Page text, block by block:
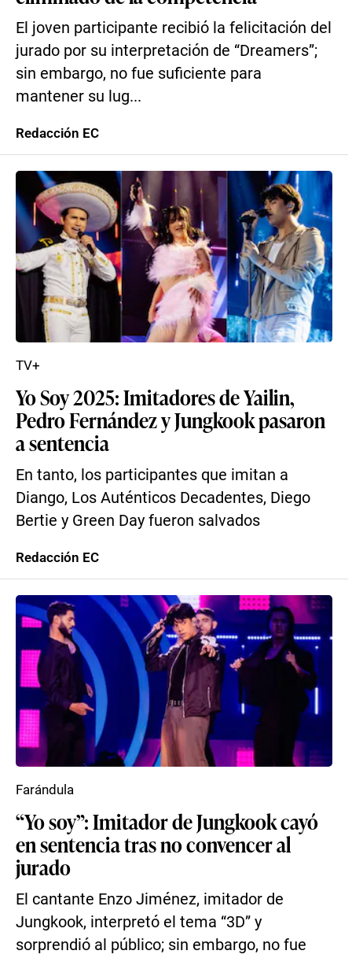
El joven participante recibió la felicitación del
jurado por su interpretación de “Dreamers”;
sin embargo, no fue suficiente para
mantener su lug...
Redacción EC
Yo Soy 2025: Imitadores de Yailin,
Pedro Fernández y Jungkook pasaron
a sentencia
En tanto, los participantes que imitan a
Diango, Los Auténticos Decadentes, Diego
Bertie y Green Day fueron salvados
TV+
Redacción EC
“Yo soy”: Imitador de Jungkook cayó
en sentencia tras no convencer al
jurado
El cantante Enzo Jiménez, imitador de
Jungkook, interpretó el tema “3D” y
sorprendió al público; sin embargo, no fue
Farándula